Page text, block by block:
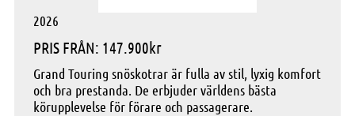
2026
PRIS FRÅN: 147.900kr
Grand Touring snöskotrar är fulla av stil, lyxig komfort
och bra prestanda. De erbjuder världens bästa
körupplevelse för förare och passagerare.